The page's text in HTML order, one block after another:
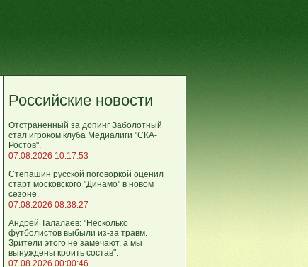
Российские новости
Отстраненный за допинг Заболотный
стал игроком клуба Медиалиги "СКА-
Ростов".
07.08.2026 10:17:53
Степашин русской поговоркой оценил
старт московского "Динамо" в новом
сезоне.
07.08.2026 08:38:27
Андрей Талалаев: "Несколько
футболистов выбыли из-за травм.
Зрители этого не замечают, а мы
вынуждены кроить состав".
07.08.2026 00:00:46